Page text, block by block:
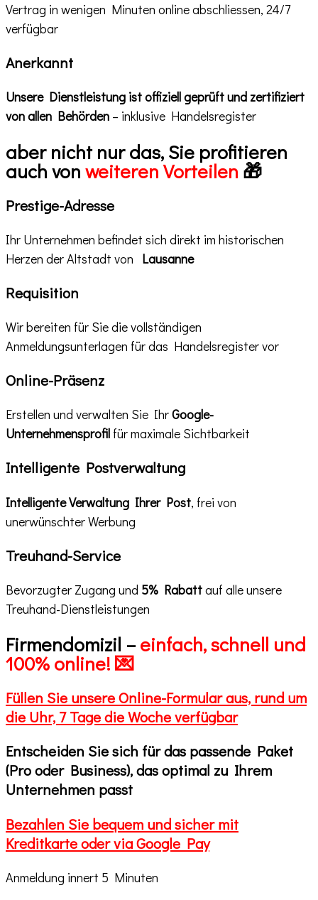
Vertrag in wenigen Minuten online abschliessen, 24/7
verfügbar
Anerkannt
Unsere Dienstleistung ist offiziell geprüft und zertifiziert
von allen Behörden – inklusive Handelsregister
aber nicht nur das, Sie profitieren
auch von weiteren Vorteilen 🎁
Prestige-Adresse
Ihr Unternehmen befindet sich direkt im historischen
Herzen der Altstadt von Lausanne
Requisition
Wir bereiten für Sie die vollständigen
Anmeldungsunterlagen für das Handelsregister vor
Online-Präsenz
Erstellen und verwalten Sie IhrGoogle-
Unternehmensprofil für maximale Sichtbarkeit
Intelligente Postverwaltung
Intelligente Verwaltung Ihrer Post, frei von
unerwünschter Werbung
Treuhand-Service
Bevorzugter Zugang und 5% Rabattauf alle unsere
Treuhand-Dienstleistungen
Firmendomizil –einfach, schnell und
100% online! 💌
Füllen Sie unsere Online-Formular aus, rund um
die Uhr, 7 Tage die Woche verfügbar
Entscheiden Sie sich für das passende Paket
(Pro oder Business), das optimal zu Ihrem
Unternehmen passt
Bezahlen Sie bequem und sichermit
Kreditkarte oder via Google Pay
Anmeldung innert 5 Minuten